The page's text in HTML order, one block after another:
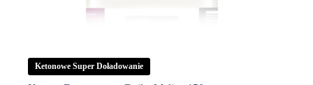
Ketonowe Super Doładowanie